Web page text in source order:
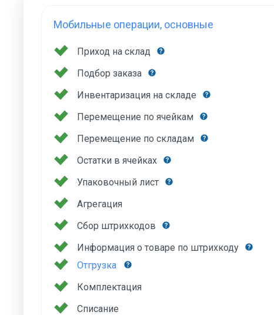
Мобильные операции, основные
Приход на склад
Подбор заказа
Инвентаризация на складе
Перемещение по ячейкам
Перемещение по складам
Остатки в ячейках
Упаковочный лист
Агрегация
Сбор штрихкодов
Информация о товаре по штрихкоду
Отгрузка
Комплектация
Списание